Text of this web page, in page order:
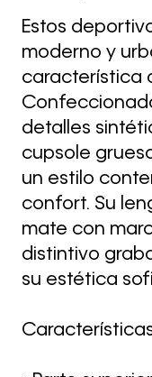
Estos
moderno y
característica
detalles
cupsole
un estilo
confort. Su
mate con
distintivo
su estética